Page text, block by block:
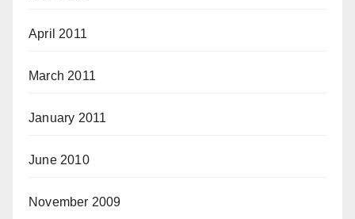
April 2011
March 2011
January 2011
June 2010
November 2009